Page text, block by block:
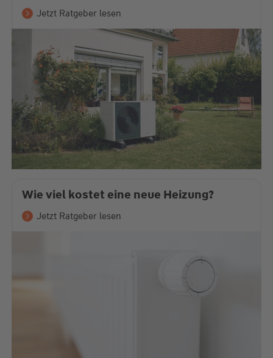
Jetzt Ratgeber lesen
Wie viel kostet eine neue Heizung?
Jetzt Ratgeber lesen